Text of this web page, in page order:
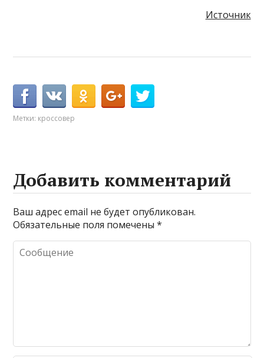
Источник
Метки: кроссовер
Добавить комментарий
Ваш адрес email не будет опубликован.
Обязательные поля помечены*